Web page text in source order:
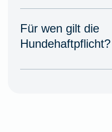
Für wen gilt die
Hundehaftpflicht?